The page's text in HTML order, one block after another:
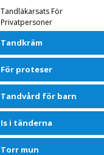
Tandläkarsats För
Privatpersoner
Tandkräm
För proteser
Tandvård för barn
Is i tänderna
Torr mun